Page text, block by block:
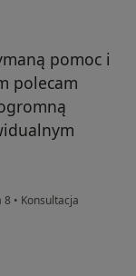
pomoc i
polecam
8 • Konsultacja